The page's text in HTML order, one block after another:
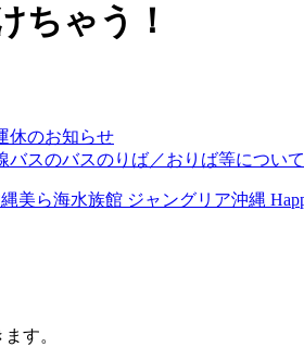
休のお知らせ
バスのバスのりば／おりば等について
す。